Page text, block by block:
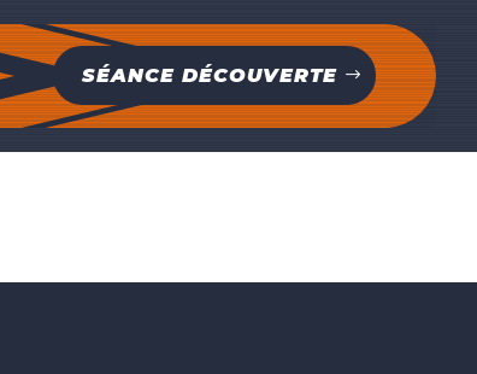
SÉANCE DÉCOUVERTE